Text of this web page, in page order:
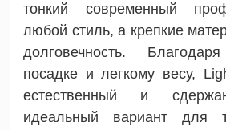
тонкий современный
любой стиль, а крепкие
долговечность.
посадке и легкому весу,
естественный и
идеальный вариант для